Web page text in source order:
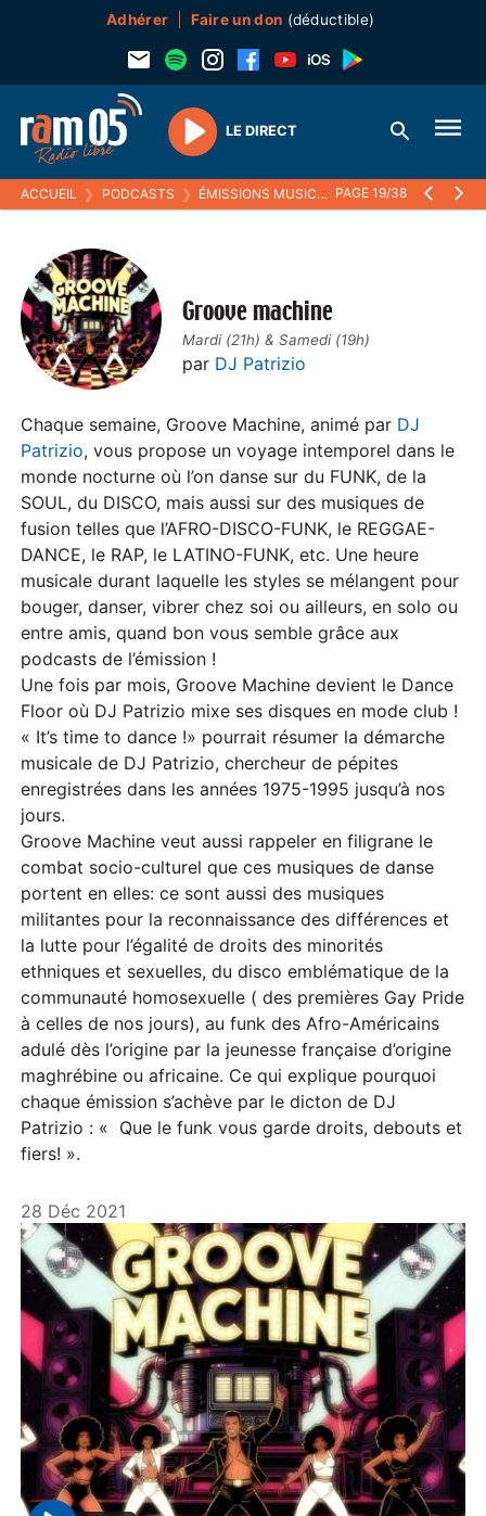
Adhérer Faire un don (déductible)
Play
LE DIRECT
ACCUEIL ❯ PODCASTS ❯ ÉMISSIONS MUSICALES ❯ GROOVE
PAGE 19/38
Groove machine
Mardi (21h) & Samedi (19h)
par DJ Patrizio
Chaque semaine, Groove Machine, animé par DJ
Patrizio, vous propose un voyage intemporel dans le
monde nocturne où l’on danse sur du FUNK, de la
SOUL, du DISCO, mais aussi sur des musiques de
fusion telles que l’AFRO-DISCO-FUNK, le REGGAE-
DANCE, le RAP, le LATINO-FUNK, etc. Une heure
musicale durant laquelle les styles se mélangent pour
bouger, danser, vibrer chez soi ou ailleurs, en solo ou
entre amis, quand bon vous semble grâce aux
podcasts de l’émission !
Une fois par mois, Groove Machine devient le Dance
Floor où DJ Patrizio mixe ses disques en mode club !
« It’s time to dance !» pourrait résumer la démarche
musicale de DJ Patrizio, chercheur de pépites
enregistrées dans les années 1975-1995 jusqu’à nos
jours.
Groove Machine veut aussi rappeler en filigrane le
combat socio-culturel que ces musiques de danse
portent en elles: ce sont aussi des musiques
militantes pour la reconnaissance des différences et
la lutte pour l’égalité de droits des minorités
ethniques et sexuelles, du disco emblématique de la
communauté homosexuelle ( des premières Gay Pride
à celles de nos jours), au funk des Afro-Américains
adulé dès l’origine par la jeunesse française d’origine
maghrébine ou africaine. Ce qui explique pourquoi
chaque émission s’achève par le dicton de DJ
Patrizio : « Que le funk vous garde droits, debouts et
fiers! ».
28 Déc 2021